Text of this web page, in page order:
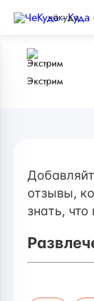
чёкуда
Экстрим
отзывы,
знать,